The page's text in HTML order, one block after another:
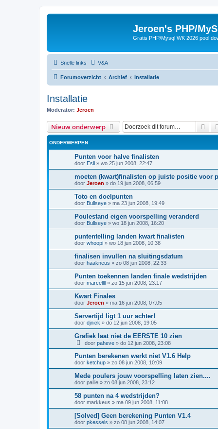
Jeroen's PHP/
Gratis PHP/Mysql WK 2026 pool
Snelle links V&A
Forumoverzicht Archief Installatie
Installatie
Moderator: Jeroen
Nieuw onderwerp Zoek
ONDERWERPEN
Punten voor halve finalisten
door Esli » wo 25 jun 2008, 22:47
moeten (kwart)finalisten op juiste positie voor
door Jeroen » do 19 jun 2008, 06:59
Toto en doelpunten
door Bullseye » ma 23 jun 2008, 19:49
Poulestand eigen voorspelling veranderd
door Bullseye » wo 18 jun 2008, 16:20
puntentelling landen kwart finalisten
door whoopi » wo 18 jun 2008, 10:38
finalisen invullen na sluitingsdatum
door haakneus » zo 08 jun 2008, 22:33
Punten toekennen landen finale wedstrijden
door marcellll » zo 15 jun 2008, 23:17
Kwart Finales
door Jeroen » ma 16 jun 2008, 07:05
Servertijd ligt 1 uur achter!
door djnick » do 12 jun 2008, 19:05
Grafiek laat niet de EERSTE 10 zien
door paheve » do 12 jun 2008, 23:08
Punten berekenen werkt niet V1.6 Help
door ketchup » zo 08 jun 2008, 10:09
Mede poulers jouw voorspelling laten zien....
door pallie » zo 08 jun 2008, 23:12
58 punten na 4 wedstrijden?
door markkeus » ma 09 jun 2008, 11:08
[Solved] Geen berekening Punten V1.4
door pkessels » zo 08 jun 2008, 14:07